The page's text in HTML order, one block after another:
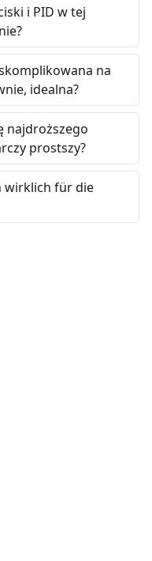
i PID w tej
na
idealna?
najdroższego
prostszy?
wirklich für die